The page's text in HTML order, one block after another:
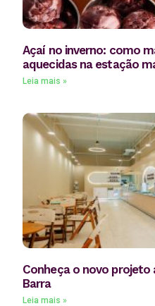
Açaí no inverno: como
aquecidas na estação
Leia mais »
Conheça o novo
Barra
Leia mais »